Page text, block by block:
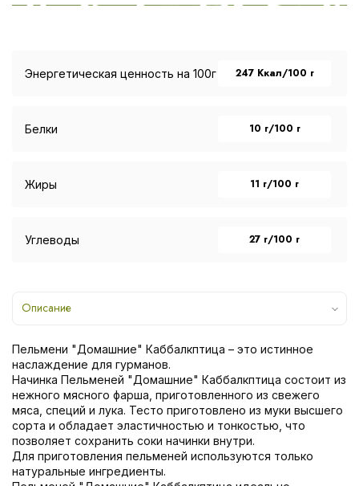
Энергетическая ценность на 100г 247 Ккал/100 г
Белки 10 г/100 г
Жиры 11 г/100 г
Углеводы 27 г/100 г
Описание
Пельмени "Домашние" Каббалкптица – это истинное
наслаждение для гурманов.
Начинка Пельменей "Домашние" Каббалкптица состоит из
нежного мясного фарша, приготовленного из свежего
мяса, специй и лука. Тесто приготовлено из муки высшего
сорта и обладает эластичностью и тонкостью, что
позволяет сохранить соки начинки внутри.
Для приготовления пельменей используются только
натуральные ингредиенты.